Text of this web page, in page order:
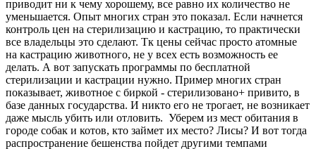
приводит ни к чему хорошему, все равно их количество не
уменьшается. Опыт многих стран это показал. Если начнется
контроль цен на стерилизацию и кастрацию, то практически
все владельцы это сделают. Тк цены сейчас просто атомные
на кастрацию животного, не у всех есть возможность ее
делать. А вот запускать программы по бесплатной
стерилизации и кастрации нужно. Пример многих стран
показывает, животное с биркой - стерилизовано+ привито, в
базе данных государства. И никто его не трогает, не возникает
даже мысль убить или отловить. Уберем из мест обитания в
городе собак и котов, кто займет их место? Лисы? И вот тогда
распространение бешенства пойдет другими темпами